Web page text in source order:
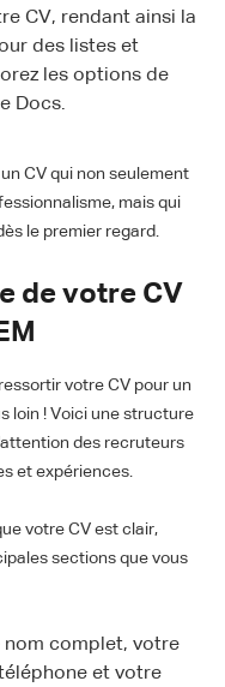
CV, rendant ainsi la
des listes et
les options de
Docs.
CV qui non seulement
mais qui
le premier regard.
de votre CV
votre CV pour un
loin ! Voici une structure
des recruteurs
et expériences.
votre CV est clair,
sections que vous
nom complet, votre
et votre